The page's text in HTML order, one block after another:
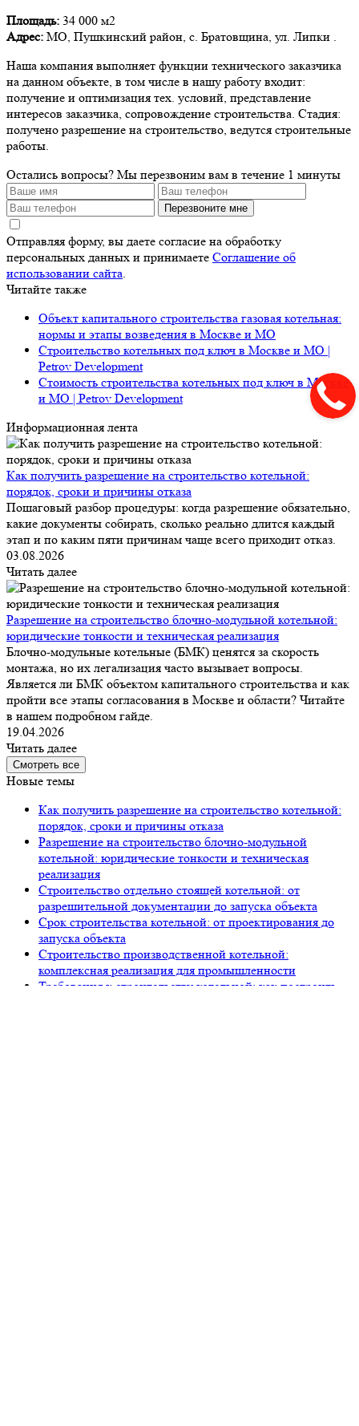
Площадь: 34 000 м2
Адрес: МО, Пушкинский район, с. Братовщина, ул. Липки .
Наша компания выполняет функции технического заказчика
на данном объекте, в том числе в нашу работу входит:
получение и оптимизация тех. условий, представление
интересов заказчика, сопровождение строительства. Стадия:
получено разрешение на строительство, ведутся строительные
работы.
Остались вопросы? Мы перезвоним вам в течение 1 минуты
Перезвоните мне
Отправляя форму, вы даете согласие на обработку
персональных данных и принимаете Соглашение об
использовании сайта.
Читайте также
Объект капитального строительства газовая котельная:
нормы и этапы возведения в Москве и МО
Строительство котельных под ключ в Москве и МО |
Petrov Development
Стоимость строительства котельных под ключ в Москве
и МО | Petrov Development
Информационная лента
Как получить разрешение на строительство котельной:
порядок, сроки и причины отказа
Пошаговый разбор процедуры: когда разрешение обязательно,
какие документы собирать, сколько реально длится каждый
этап и по каким пяти причинам чаще всего приходит отказ.
03.08.2026
Читать далее
Разрешение на строительство блочно-модульной котельной:
юридические тонкости и техническая реализация
Блочно-модульные котельные (БМК) ценятся за скорость
монтажа, но их легализация часто вызывает вопросы.
Является ли БМК объектом капитального строительства и как
пройти все этапы согласования в Москве и области? Читайте
в нашем подробном гайде.
19.04.2026
Читать далее
Смотреть все
Новые темы
Как получить разрешение на строительство котельной:
порядок, сроки и причины отказа
Разрешение на строительство блочно-модульной
котельной: юридические тонкости и техническая
реализация
Строительство отдельно стоящей котельной: от
разрешительной документации до запуска объекта
Срок строительства котельной: от проектирования до
запуска объекта
Строительство производственной котельной:
комплексная реализация для промышленности
Требования к строительству котельной: как построить